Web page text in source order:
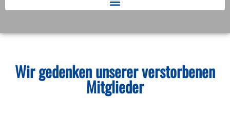
Wir gedenken unserer verstorbenen
Mitglieder